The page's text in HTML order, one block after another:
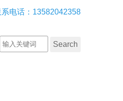
系电话：13582042358